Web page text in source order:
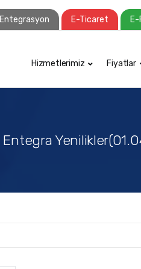
Entegrasyon E-Ticaret
Hizmetlerimiz Fiyatlar
Entegra